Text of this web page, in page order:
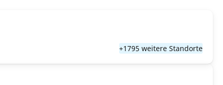
+1795 weitere Standorte